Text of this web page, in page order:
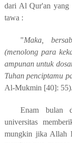
dari Al Qur'an yang
tawa :
"Maka,
(menolong para
ampunan untuk
Tuhan penciptamu
Al-Mukmin [40]: 55).
Enam bulan
universitas
mungkin jika Allah